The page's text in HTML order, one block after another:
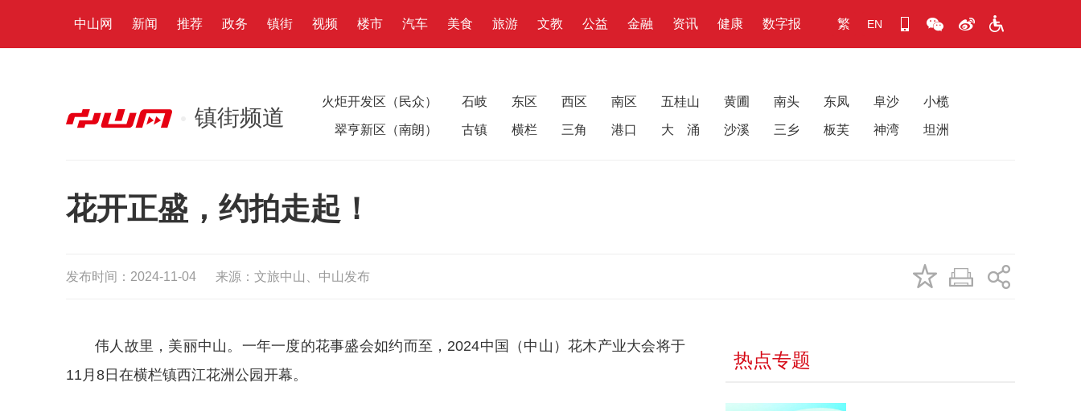
中山网 新闻 推荐 政务 镇街 视频 楼市 汽车 美食 旅游 文教 公益 金融 资讯 健康 数字报 繁 EN
镇街频道
火炬开发区（民众） 石岐 东区 西区 南区 五桂山 黄圃 南头 东凤 阜沙 小榄
翠亨新区（南朗） 古镇 横栏 三角 港口 大 涌 沙溪 三乡 板芙 神湾 坦洲
花开正盛，约拍走起！
发布时间：2024-11-04 来源：文旅中山、中山发布
伟人故里，美丽中山。一年一度的花事盛会如约而至，2024中国（中山）花木产业大会将于
11月8日在横栏镇西江花洲公园开幕。
热点专题